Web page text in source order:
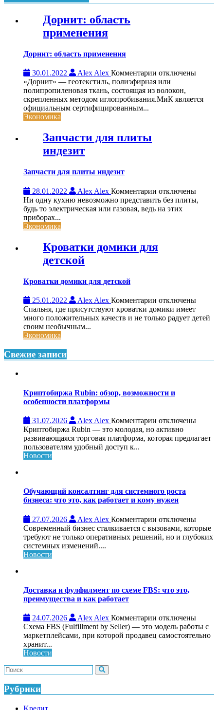
Дорнит: область
применения
Дорнит: область применения
30.01.2022 Alex Alex Комментарии к
записи
Дорнит:
область
отключены
«Дорнит» — геотекстиль, полиэфирная или
полипропиленовая ткань, состоящая из волокон,
скрепленных методом иглопробивания.МиК является
официальным сертифицированным...
Экономика
Запчасти для плиты
индезит
Запчасти для плиты индезит
28.01.2022 Alex Alex Комментарии к
записи
Запчасти
отключены
Ни одну кухню невозможно представить без плиты,
будь то электрическая или газовая, ведь на этих
приборах...
Экономика
Кроватки домики для
детской
Кроватки домики для детской
25.01.2022 Alex Alex Комментарии к
записи
Кроватки
отключены
Спальня, где присутствуют кроватки домики имеет
много положительных качеств и не только радует детей
своим необычным...
Экономика
Свежие записи
Криптобиржа Rubin: обзор, возможности и
особенности платформы
31.07.2026 Alex Alex Комментарии к
записи
Криптобиржа
платформы
отключены
Криптобиржа Rubin — это молодая, но активно
развивающаяся торговая платформа, которая предлагает
пользователям удобный доступ к...
Новости
Обучающий консалтинг для системного роста
бизнеса: что это, как работает и кому нужен
27.07.2026 Alex Alex Комментарии к
записи
Обучающий
что
работает
и
кому
нужен
отключены
Современный бизнес сталкивается с вызовами, которые
требуют не только оперативных решений, но и глубоких
системных изменений....
Новости
Доставка и фулфилмент по схеме FBS: что это,
преимущества и как работает
24.07.2026 Alex Alex Комментарии к
записи
Доставка
это,
отключены
Схема FBS (Fulfillment by Seller) — это модель работы с
маркетплейсами, при которой продавец самостоятельно
хранит...
Новости
Рубрики
Kредит